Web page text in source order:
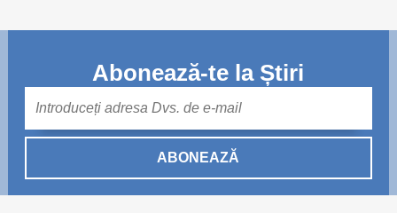
Abonează-te la Știri
ABONEAZĂ